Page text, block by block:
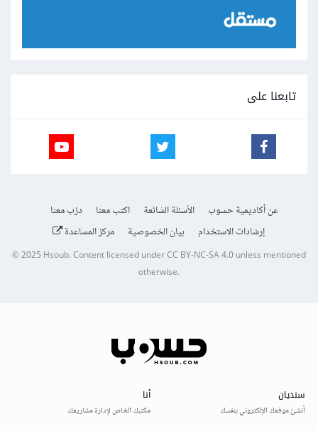
تابعنا على
عن أكاديمية حسوب الأسئلة الشائعة اكتب معنا
درّب معنا
إرشادات الاستخدام
بيان الخصوصية مركز المساعدة
© 2025Hsoub.Content licensed underCC BY-NC-SA 4.0unless mentioned
otherwise.